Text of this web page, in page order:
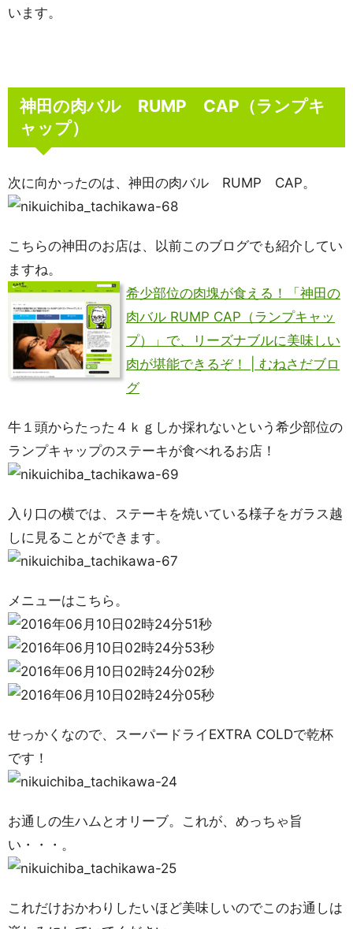
います。
神田の肉バル RUMP CAP（ランプキ
ャップ）
次に向かったのは、神田の肉バル RUMP CAP。
こちらの神田のお店は、以前このブログでも紹介してい
ますね。
希少部位の肉塊が食える！「神田の
肉バル RUMP CAP（ランプキャッ
プ）」で、リーズナブルに美味しい
肉が堪能できるぞ！ | むねさだブロ
グ
牛１頭からたった４ｋｇしか採れないという希少部位の
ランプキャップのステーキが食べれるお店！
入り口の横では、ステーキを焼いている様子をガラス越
しに見ることができます。
メニューはこちら。
せっかくなので、スーパードライEXTRA COLDで乾杯
です！
お通しの生ハムとオリーブ。これが、めっちゃ旨
い・・・。
これだけおかわりしたいほど美味しいのでこのお通しは